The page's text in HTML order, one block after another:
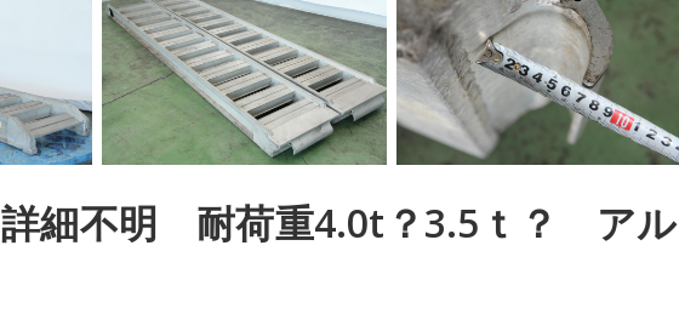
詳細不明 耐荷重4.0t？3.5ｔ？ アル